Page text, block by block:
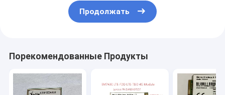
Продолжать
Порекомендованные Продукты